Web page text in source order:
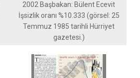
2002 Başbakan: Bülent Ecevit
İşsizlik oranı %10.333 (görsel: 25
Temmuz 1985 tarihli Hürriyet
gazetesi.)